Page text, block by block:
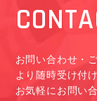
お問い合わせ・
より随時受け付
お気軽にお問い